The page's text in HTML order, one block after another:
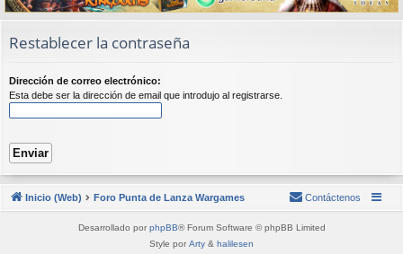
rá
pi
s
ar rsc
Restablecer la contraseña
Dirección de correo electrónico:
Esta debe ser la dirección de email que introdujo al registrarse.
Inicio (Web) Foro Punta de Lanza Wargames Contáctenos
Desarrollado por phpBB® Forum Software © phpBB Limited
Style por Arty & halilesen